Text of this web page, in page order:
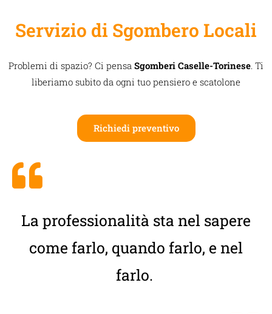
Servizio di Sgombero Locali
Problemi di spazio? Ci pensa Sgomberi Caselle-Torinese. Ti
liberiamo subito da ogni tuo pensiero e scatolone
Richiedi preventivo
La professionalità sta nel sapere
come farlo, quando farlo, e nel
farlo.